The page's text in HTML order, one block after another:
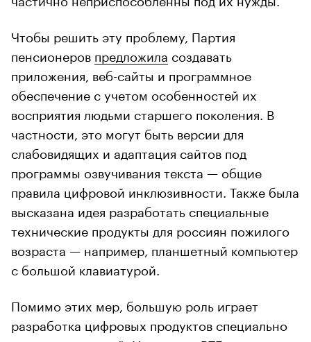
Чтобы решить эту проблему, Партия
пенсионеров предложила создавать
приложения, веб-сайты и программное
обеспечение с учетом особенностей их
восприятия людьми старшего поколения. В
частности, это могут быть версии для
слабовидящих и адаптация сайтов под
программы озвучивания текста — общие
правила цифровой инклюзивности. Также была
высказана идея разработать специальные
технические продукты для россиян пожилого
возраста — например, планшетный компьютер
с большой клавиатурой.
Помимо этих мер, большую роль играет
разработка цифровых продуктов специально